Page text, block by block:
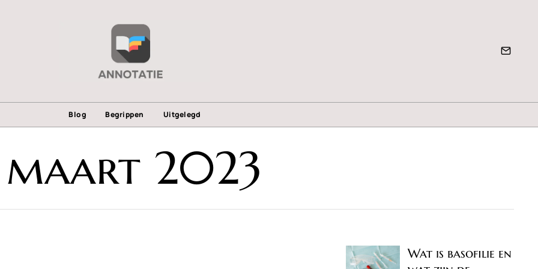
Blog Begrippen Uitgelegd
maart 2023
Wat is basofilie en